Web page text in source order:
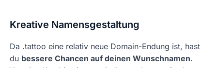
Kreative Namensgestaltung
Da .tattoo eine relativ neue Domain-Endung ist, hast
du bessere Chancen auf deinen Wunschnamen.